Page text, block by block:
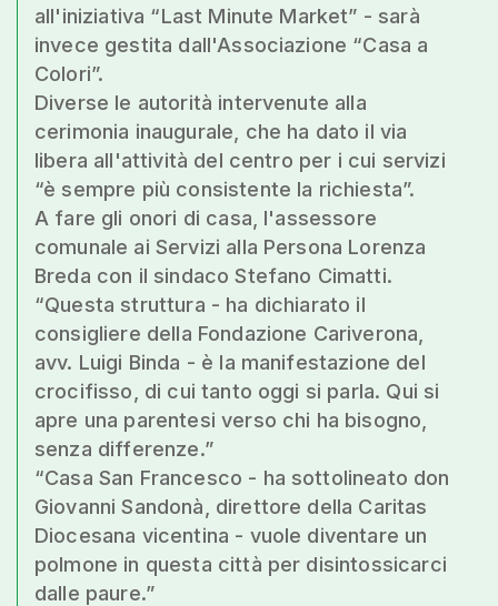
all'iniziativa “Last Minute Market” - sarà
invece gestita dall'Associazione “Casa a
Colori”.
Diverse le autorità intervenute alla
cerimonia inaugurale, che ha dato il via
libera all'attività del centro per i cui servizi
“è sempre più consistente la richiesta”.
A fare gli onori di casa, l'assessore
comunale ai Servizi alla Persona Lorenza
Breda con il sindaco Stefano Cimatti.
“Questa struttura - ha dichiarato il
consigliere della Fondazione Cariverona,
avv. Luigi Binda - è la manifestazione del
crocifisso, di cui tanto oggi si parla. Qui si
apre una parentesi verso chi ha bisogno,
senza differenze.”
“Casa San Francesco - ha sottolineato don
Giovanni Sandonà, direttore della Caritas
Diocesana vicentina - vuole diventare un
polmone in questa città per disintossicarci
dalle paure.”